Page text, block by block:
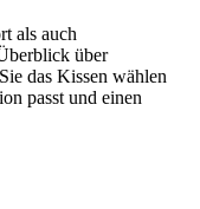
als auch
über
das Kissen wählen
passt und einen